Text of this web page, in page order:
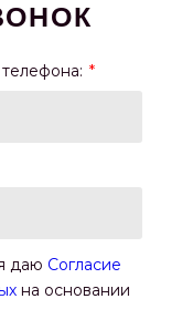
даю Согласие
на основании